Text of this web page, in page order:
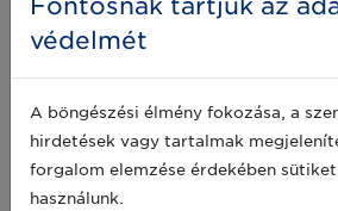
néven, 2020. november 17-19.
egyik legnagyobb
szabványbevezetésről és
számolnak be.
2020-11-05
Megjelent a GS1 legújabb
Egészségügyi
gyűjteménye
védelmét
A böngészési élmény fokozása, a
hirdetések vagy tartalmak
forgalom elemzése érdekében
használunk.